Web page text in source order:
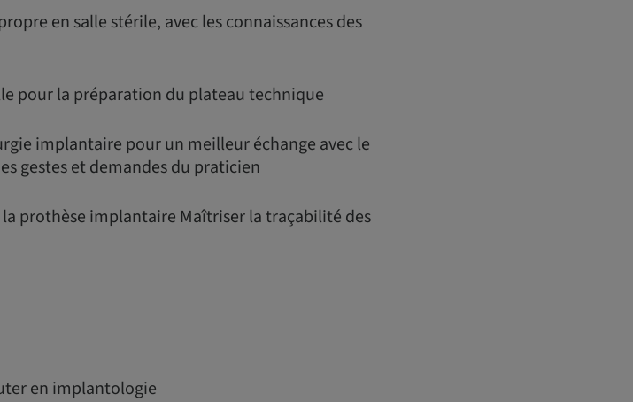
en salle stérile, avec les connaissances des
pour la préparation du plateau technique
implantaire pour un meilleur échange avec le
gestes et demandes du praticien
prothèse implantaire Maîtriser la traçabilité des
en implantologie